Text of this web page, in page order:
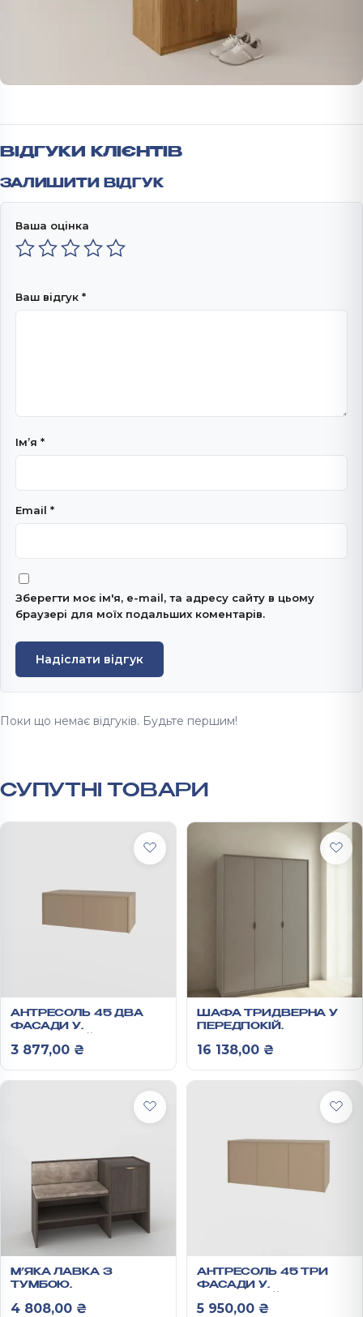
ВІДГУКИ КЛІЄНТІВ
ЗАЛИШИТИ ВІДГУК
Ваша оцінка
Ваш відгук *
Імʼя *
Email *
Зберегти моє ім'я, e-mail, та адресу сайту в цьому
браузері для моїх подальших коментарів.
Надіслати відгук
Поки що немає відгуків. Будьте першим!
СУПУТНІ ТОВАРИ
АНТРЕСОЛЬ 45 ДВА
ФАСАДИ У
450X900X550 ММ
3 877,00 ₴
ШАФА ТРИДВЕРНА У
ПЕРЕДПОКІЙ
РЕЙН
16 138,00 ₴
М’ЯКА ЛАВКА З
ТУМБОЮ
РЕЙН
4 808,00 ₴
АНТРЕСОЛЬ 45 ТРИ
ФАСАДИ У
450X1200X550 ММ
5 950,00 ₴